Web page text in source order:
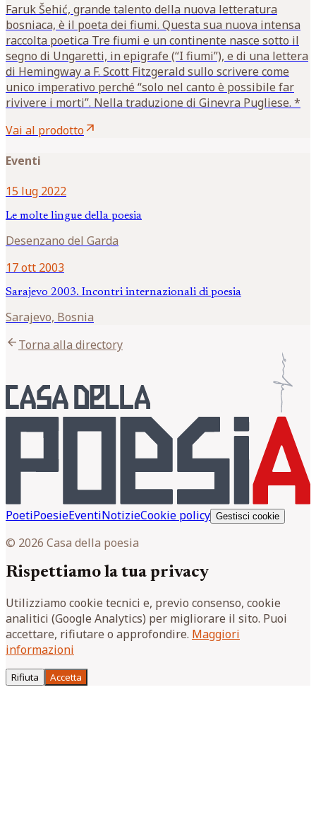
Faruk Šehić, grande talento della nuova letteratura
bosniaca, è il poeta dei fiumi. Questa sua nuova intensa
raccolta poetica Tre fiumi e un continente nasce sotto il
segno di Ungaretti, in epigrafe (“I fiumi”), e di una lettera
di Hemingway a F. Scott Fitzgerald sullo scrivere come
unico imperativo perché “solo nel canto è possibile far
rivivere i morti”. Nella traduzione di Ginevra Pugliese. *
Vai al prodottoarrow_outward
Eventi
15 lug 2022
Le molte lingue della poesia
Desenzano del Garda
17 ott 2003
Sarajevo 2003. Incontri internazionali di poesia
Sarajevo, Bosnia
arrow_backTorna alla directory
PoetiPoesieEventiNotizieCookie policy Gestisci cookie
© 2026 Casa della poesia
Rispettiamo la tua privacy
Utilizziamo cookie tecnici e, previo consenso, cookie
analitici (Google Analytics) per migliorare il sito. Puoi
accettare, rifiutare o approfondire. Maggiori
informazioni
Rifiuta Accetta